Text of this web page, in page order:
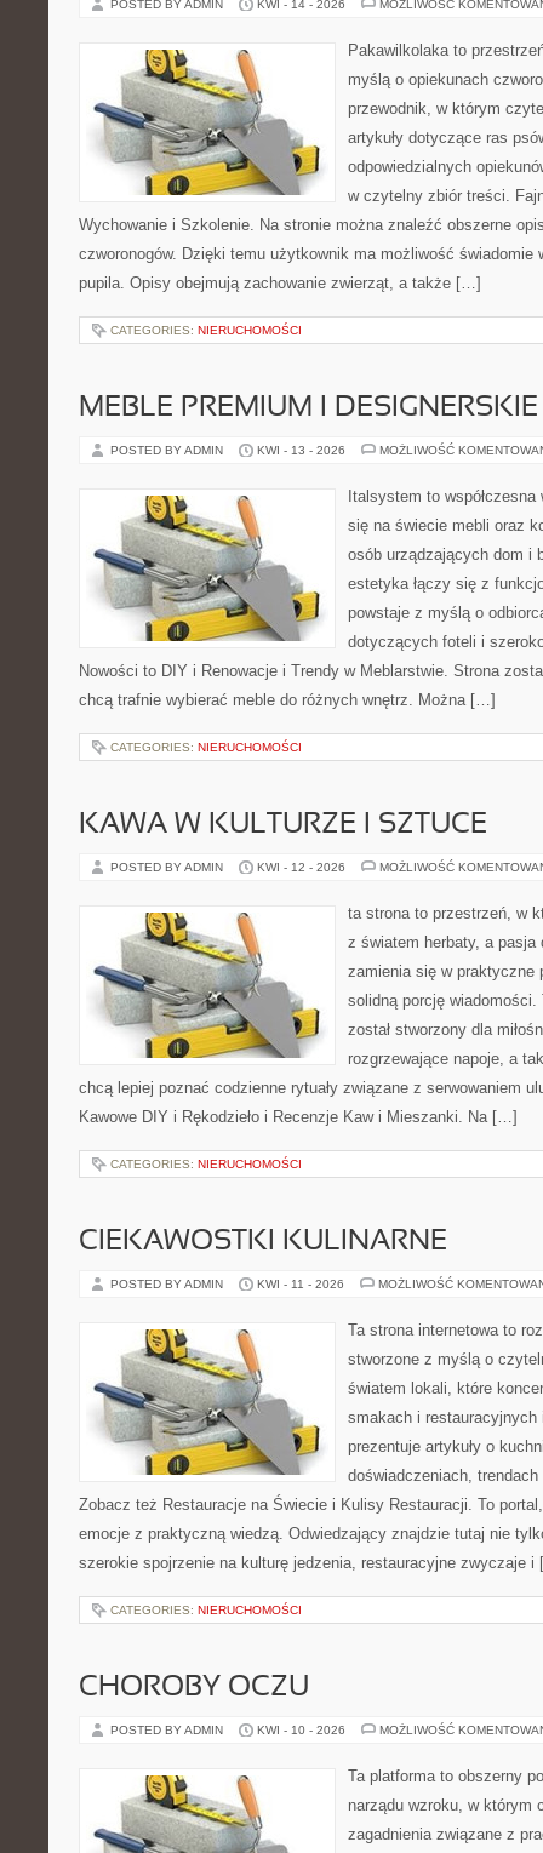
POSTED BY ADMIN KWI - 14 - 2026 MOŻLIWOŚĆ
Pakawilkolaka to
myślą o opiekunach
przewodnik, w którym
artykuły dotyczące ras
odpowiedzialnych
w czytelny zbiór treści.
Wychowanie i Szkolenie. Na stronie można znaleźć obszerne
czworonogów. Dzięki temu użytkownik ma możliwość świadomie
pupila. Opisy obejmują zachowanie zwierząt, a także […]
CATEGORIES: NIERUCHOMOŚCI
MEBLE PREMIUM I DESIGNERSKIE
POSTED BY ADMIN KWI - 13 - 2026 MOŻLIWOŚĆ
Italsystem to
się na świecie mebli oraz
osób urządzających dom i
estetyka łączy się z
powstaje z myślą o
dotyczących foteli i
Nowości to DIY i Renowacje i Trendy w Meblarstwie. Strona
chcą trafnie wybierać meble do różnych wnętrz. Można […]
CATEGORIES: NIERUCHOMOŚCI
KAWA W KULTURZE I SZTUCE
POSTED BY ADMIN KWI - 12 - 2026 MOŻLIWOŚĆ
ta strona to przestrzeń, w
z światem herbaty, a pasja
zamienia się w praktyczne
solidną porcję
został stworzony dla
rozgrzewające napoje, a
chcą lepiej poznać codzienne rytuały związane z serwowaniem
Kawowe DIY i Rękodzieło i Recenzje Kaw i Mieszanki. Na […]
CATEGORIES: NIERUCHOMOŚCI
CIEKAWOSTKI KULINARNE
POSTED BY ADMIN KWI - 11 - 2026 MOŻLIWOŚĆ
Ta strona internetowa to
stworzone z myślą o
światem lokali, które
smakach i restauracyjnych
prezentuje artykuły o
doświadczeniach,
Zobacz też Restauracje na Świecie i Kulisy Restauracji. To
emocje z praktyczną wiedzą. Odwiedzający znajdzie tutaj nie
szerokie spojrzenie na kulturę jedzenia, restauracyjne zwyczaje
CATEGORIES: NIERUCHOMOŚCI
CHOROBY OCZU
POSTED BY ADMIN KWI - 10 - 2026 MOŻLIWOŚĆ
Ta platforma to obszerny
narządu wzroku, w którym
zagadnienia związane z